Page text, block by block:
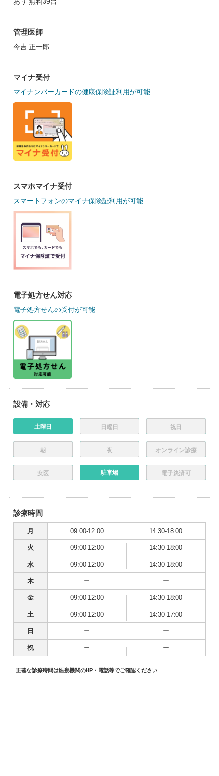
管理医師
今吉 正一郎
マイナ受付
マイナンバーカードの健康保険証利用が可能
スマホマイナ受付
スマートフォンのマイナ保険証利用が可能
電子処方せん対応
電子処方せんの受付が可能
設備・対応
土曜日 日曜日 祝日
朝 夜 オンライン診療
女医 駐車場 電子決済可
診療時間
月 09:00-12:00 14:30-18:00
火 09:00-12:00 14:30-18:00
水 09:00-12:00 14:30-18:00
木 ー ー
金 09:00-12:00 14:30-18:00
土 09:00-12:00 14:30-17:00
日 ー ー
祝 ー ー
正確な診療時間は医療機関のHP・電話等でご確認ください